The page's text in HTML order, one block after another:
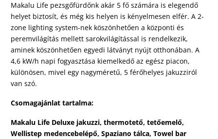
was:
5.511.100 Ft.
is:
4.499.900 Ft.
Makalu Life pezsgőfürdőnk akár 5 fő számára is elegendő
helyet biztosít, és még kis helyen is kényelmesen elfér. A 2-
zone lighting system-nek köszönhetően a központi és
peremvilágítás mellett sarokvilágítással is rendelkezik,
aminek köszönhetően egyedi látványt nyújt otthonában. A
4,6 kW/h napi fogyasztása kiemelkedő az egész piacon,
különösen, mivel egy nagyméretű, 5 férőhelyes jakuzziról
van szó.
Csomagajánlat tartalma:
Makalu Life Deluxe jakuzzi, thermotető, tetőemelő,
Wellistep medencebelépő, Spaziano tálca,Towel bar